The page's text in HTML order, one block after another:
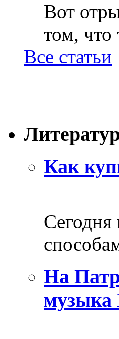
Вот
том, что
Все статьи
Как
На
музыка